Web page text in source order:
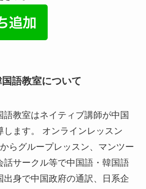
語教室について
語教室はネイティブ講師が中国
します。 オンラインレッスン
らグループレッスン、マンツー
話サークル等で中国語・韓国語
出身で中国政府の通訳、日系企